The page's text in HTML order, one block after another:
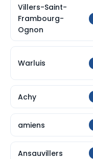
Villers-Saint-
Frambourg-
Ognon
Warluis
Achy
amiens
Ansauvillers